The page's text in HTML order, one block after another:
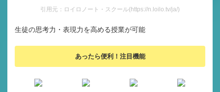
引用元：ロイロノート・スクール(https://n.loilo.tv/ja/)
生徒の思考力・表現力を高める授業が可能
あったら便利！注目機能